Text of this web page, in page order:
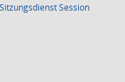
SitzungsdienstSession(Wird in